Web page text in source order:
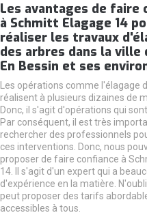
Les avantages de faire
à Schmitt Elagage 14
réaliser les travaux
des arbres dans la ville
En Bessin et ses
Les opérations comme l'élagage
réalisent à plusieurs dizaines de
Donc, il s'agit d'opérations qui
Par conséquent, il est très
rechercher des professionnels
ces interventions. Donc, nous
proposer de faire confiance à
14. Il s'agit d'un expert qui a
d'expérience en la matière.
peut proposer des tarifs
accessibles à tous.